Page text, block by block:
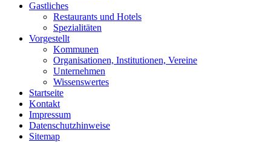
Gastliches
Restaurants und Hotels
Spezialitäten
Vorgestellt
Kommunen
Organisationen, Institutionen, Vereine
Unternehmen
Wissenswertes
Startseite
Kontakt
Impressum
Datenschutzhinweise
Sitemap